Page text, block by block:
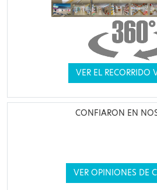
VER EL RECORRIDO
CONFIARON EN
VER OPINIONES DE